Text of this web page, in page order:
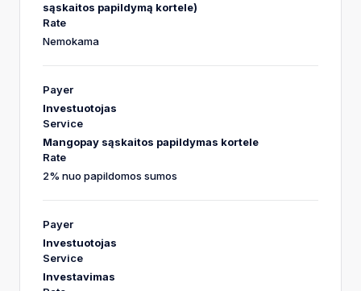
sąskaitos papildymą kortele)
Nemokama
Investuotojas
Mangopay sąskaitos papildymas kortele
2% nuo papildomos sumos
Investuotojas
Investavimas